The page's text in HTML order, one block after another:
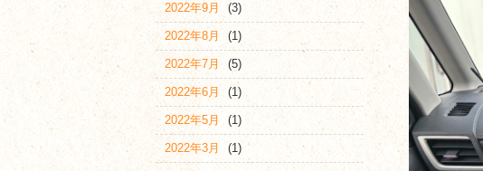
2022年9月 (3)
2022年8月 (1)
2022年7月 (5)
2022年6月 (1)
2022年5月 (1)
2022年3月 (1)